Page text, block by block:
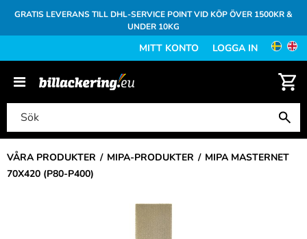
GRATIS LEVERANS TILL DHL-SERVICE POINT VID KÖP ÖVER 1500KR &
UNDER 10KG
MITT KONTO LOGGA IN
VÅRA PRODUKTER MIPA-PRODUKTER
MIPA MASTERNET
70X420 (P80-P400)